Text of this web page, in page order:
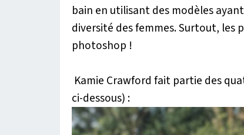
bain en utilisant des modèles
diversité des femmes. Surtout,
photoshop !
Kamie Crawford fait partie des
ci-dessous) :